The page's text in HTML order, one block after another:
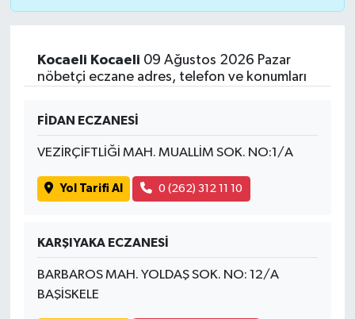
Kocaeli Kocaeli 09 Ağustos 2026 Pazar
nöbetçi eczane adres, telefon ve konumları
FİDAN ECZANESİ
VEZİRÇİFTLİĞİ MAH. MUALLİM SOK. NO:1/A
Yol Tarifi Al 0 (262) 312 11 10
KARŞIYAKA ECZANESİ
BARBAROS MAH. YOLDAŞ SOK. NO: 12/A
BAŞİSKELE